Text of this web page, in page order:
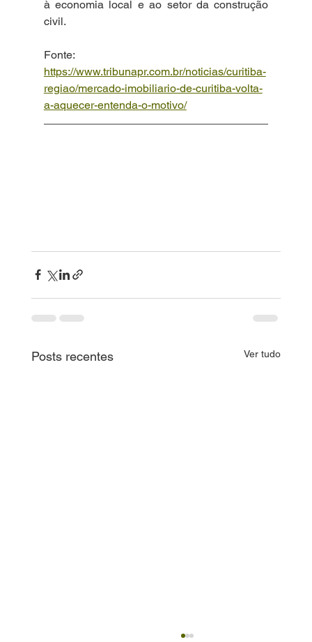
à economia local e ao setor da construção
civil.
https://www.tribunapr.com.br/noticias/curitiba-
regiao/mercado-imobiliario-de-curitiba-volta-
a-aquecer-entenda-o-motivo/
Posts recentes Ver tudo